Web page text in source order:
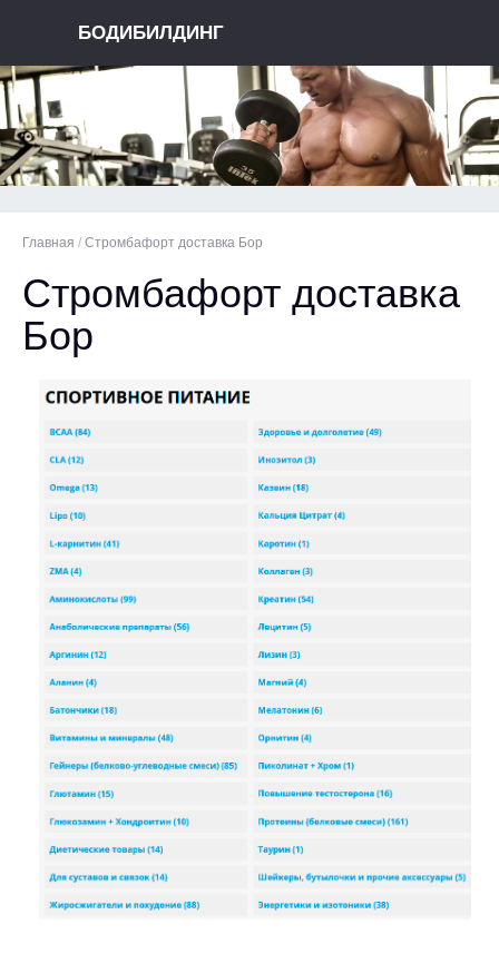
БОДИБИЛДИНГ
Главная / Стромбафорт доставка Бор
Стромбафорт доставка
Бор